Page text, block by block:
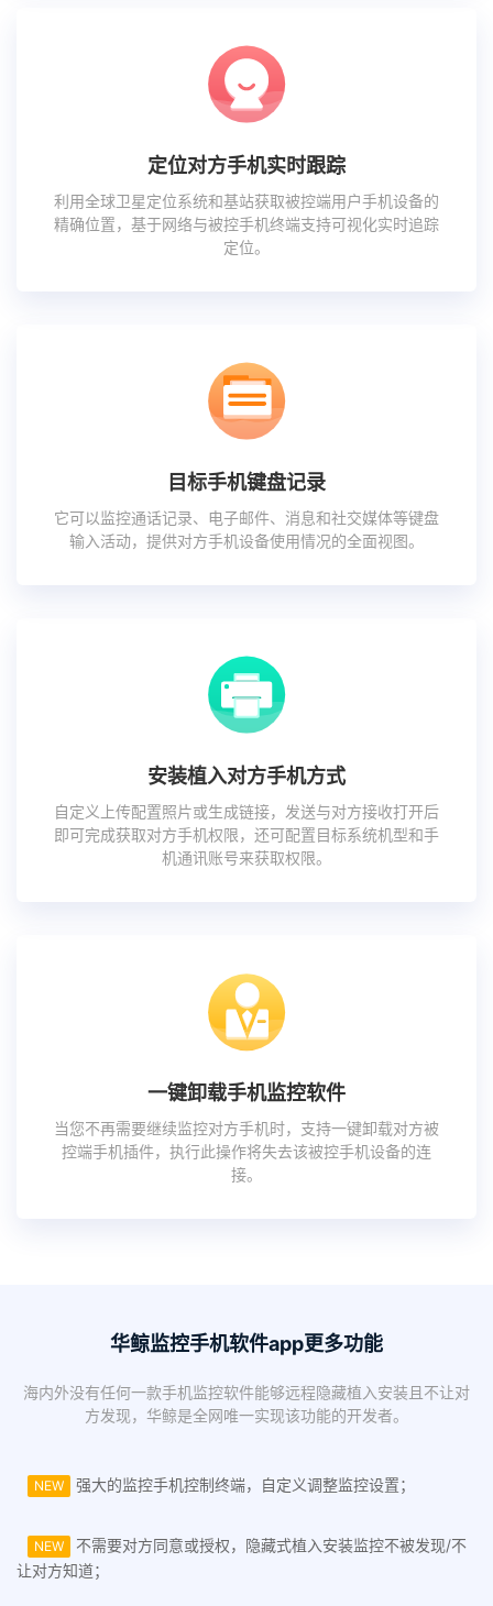
定位对方手机实时跟踪
利用全球卫星定位系统和基站获取被控端用户手机设备的
精确位置，基于网络与被控手机终端支持可视化实时追踪
定位。
目标手机键盘记录
它可以监控通话记录、电子邮件、消息和社交媒体等键盘
输入活动，提供对方手机设备使用情况的全面视图。
安装植入对方手机方式
自定义上传配置照片或生成链接，发送与对方接收打开后
即可完成获取对方手机权限，还可配置目标系统机型和手
机通讯账号来获取权限。
一键卸载手机监控软件
当您不再需要继续监控对方手机时，支持一键卸载对方被
控端手机插件，执行此操作将失去该被控手机设备的连
接。
华鲸监控手机软件app更多功能
海内外没有任何一款手机监控软件能够远程隐藏植入安装且不让对
方发现，华鲸是全网唯一实现该功能的开发者。
NEW 强大的监控手机控制终端，自定义调整监控设置；
NEW
不需要对方同意或授权，隐藏式植入安装监控不被发现/不
让对方知道；